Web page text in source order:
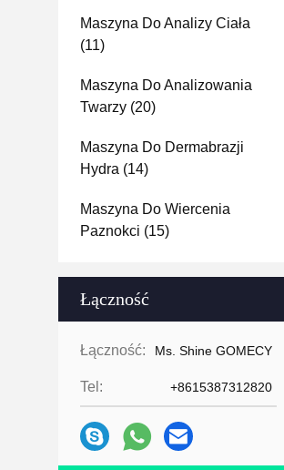
Maszyna Do Analizy Ciała
(11)
Maszyna Do Analizowania
Twarzy (20)
Maszyna Do Dermabrazji
Hydra (14)
Maszyna Do Wiercenia
Paznokci (15)
Łączność
Łączność: Ms. Shine GOMECY
Tel: +8615387312820